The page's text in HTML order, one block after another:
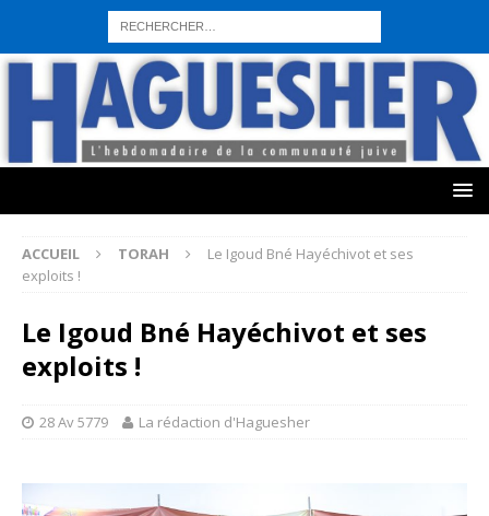
sohbet hattı numarası seks hattı numara istanbul escort bayanlar
sohbet hattı numaralar seks hattı numaralar"
numaraları sohbet hattı sex hattı telefonda seks numara sıcak sex
sohbet hattı canlı sohbet hatları sohbet numaraları
ucuz
sex sohbet hattı numaraları
yeni casino siteleri
ACCUEIL TORAH
Le Igoud Bné Hayéchivot et ses
exploits !
Le Igoud Bné Hayéchivot et ses
exploits !
28 Av 5779 La rédaction d'Haguesher